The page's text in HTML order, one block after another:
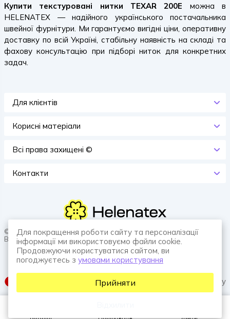
Купити текстуровані нитки TEXAR 200E можна в
HELENATEX — надійного українського постачальника
швейної фурнітури. Ми гарантуємо вигідні ціни, оперативну
доставку по всій Україні, стабільну наявність на складі та
фахову консультацію при підборі ниток для конкретних
задач.
Для клієнтів
Корисні матеріали
Всi права захищенi ©
Контакти
© 2026 HELENATEX «Ґудзики, вішаки, нитки. Власне виробництво.
Все для швейної справи.»
SUFIX web agency
Каталог Порівняння Увійти
Для покращення роботи сайту та персоналізації
інформації ми використовуємо файли cookie.
Продовжуючи користуватися сайтом, ви
погоджуєтесь з умовами користування
Прийняти